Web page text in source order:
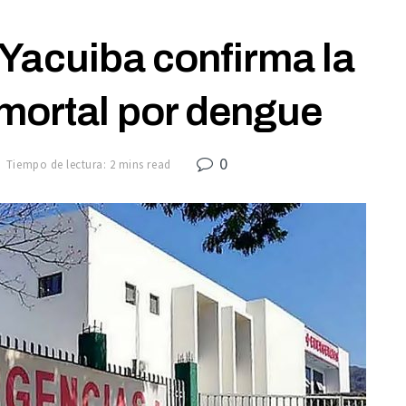
confirma la
por dengue
Tiempo de lectura: 2 mins read 0